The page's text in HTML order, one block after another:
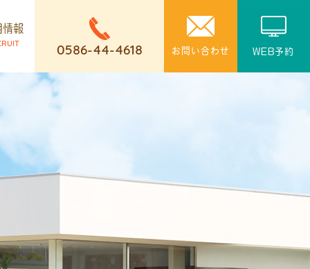
0586-44-4618 お問い合わせ WEB予約
情報